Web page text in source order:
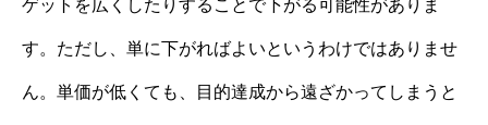
ゲットを広くしたりすることで下がる可能性がありま
す。ただし、単に下がればよいというわけではありませ
ん。単価が低くても、目的達成から遠ざかってしまうと